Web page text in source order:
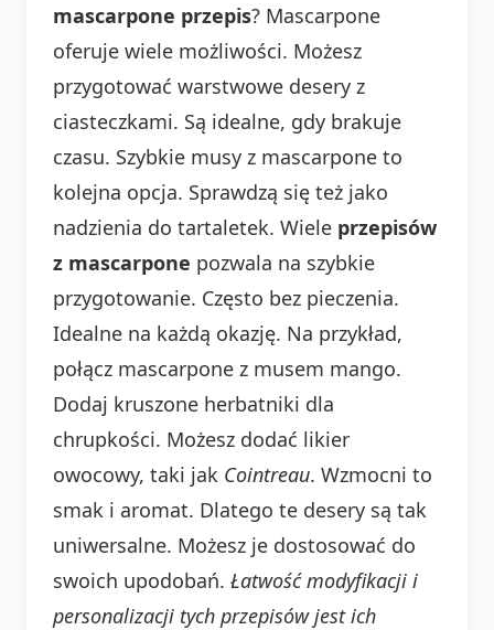
mascarpone przepis? Mascarpone
oferuje wiele możliwości. Możesz
przygotować warstwowe desery z
ciasteczkami. Są idealne, gdy brakuje
czasu. Szybkie musy z mascarpone to
kolejna opcja. Sprawdzą się też jako
nadzienia do tartaletek. Wiele przepisów
z mascarpone pozwala na szybkie
przygotowanie. Często bez pieczenia.
Idealne na każdą okazję. Na przykład,
połącz mascarpone z musem mango.
Dodaj kruszone herbatniki dla
chrupkości. Możesz dodać likier
owocowy, taki jak Cointreau. Wzmocni to
smak i aromat. Dlatego te desery są tak
uniwersalne. Możesz je dostosować do
swoich upodobań. Łatwość modyfikacji i
personalizacji tych przepisów jest ich